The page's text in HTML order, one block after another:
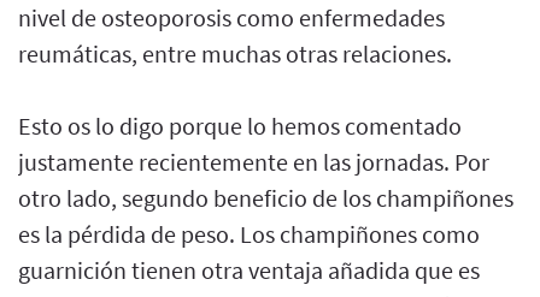
nivel de osteoporosis como enfermedades
reumáticas, entre muchas otras relaciones.
Esto os lo digo porque lo hemos comentado
justamente recientemente en las jornadas. Por
otro lado, segundo beneficio de los champiñones
es la pérdida de peso. Los champiñones como
guarnición tienen otra ventaja añadida que es